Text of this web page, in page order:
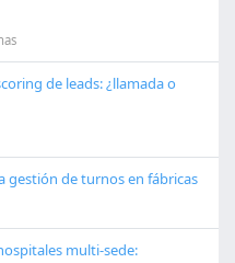
de leads: ¿llamada o
gestión de turnos en fábricas
multi-sede: